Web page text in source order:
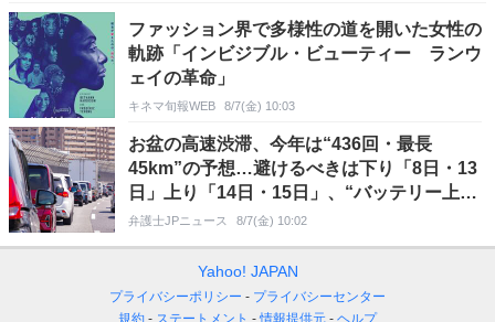
ファッション界で多様性の道を開いた女性の
軌跡「インビジブル・ビューティー ランウ
ェイの革命」
キネマ旬報WEB 8/7(金) 10:03
お盆の高速渋滞、今年は“436回・最長
45km”の予想…避けるべきは下り「8日・13
日」上り「14日・15日」、“バッテリー上が
り”のリスクに要注意
弁護士JPニュース 8/7(金) 10:02
Yahoo! JAPAN
プライバシーポリシー
プライバシーセンター
規約
ステートメント 情報提供元 ヘルプ